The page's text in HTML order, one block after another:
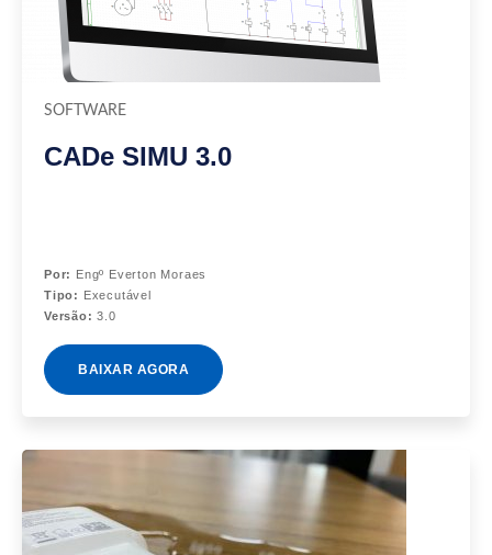
SOFTWARE
CADe SIMU 3.0
Por: Engº Everton Moraes
Tipo: Executável
Versão: 3.0
BAIXAR AGORA